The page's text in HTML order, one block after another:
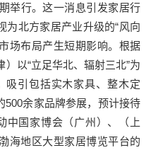
举行。这一消息引发家居行
为北方家居产业升级的“风向
场布局产生短期影响。根据
以“立足华北、辐射三北”为
吸引包括实木家具、整木定
500余家品牌参展，预计接待
中国家博会（广州）、（上
海地区大型家居博览平台的